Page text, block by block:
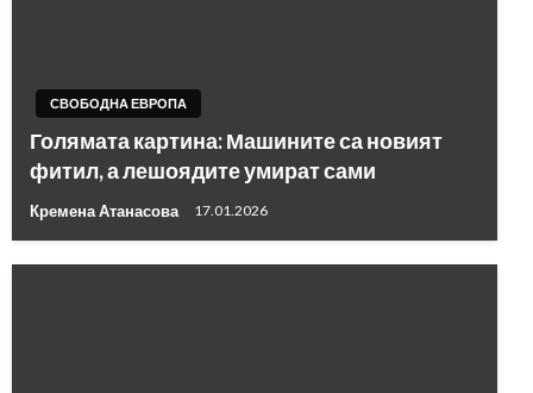
СВОБОДНА ЕВРОПА
Голямата картина: Машините са новият
фитил, а лешоядите умират сами
Кремена Атанасова 17.01.2026